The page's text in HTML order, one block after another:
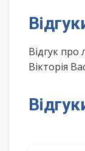
Відгук про
Вікторія